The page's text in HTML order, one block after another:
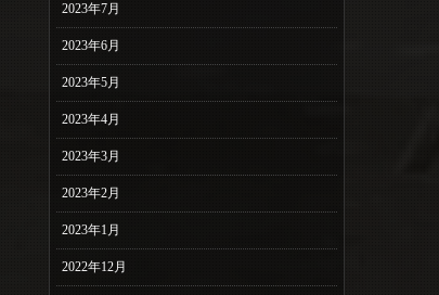
2023年7月
2023年6月
2023年5月
2023年4月
2023年3月
2023年2月
2023年1月
2022年12月